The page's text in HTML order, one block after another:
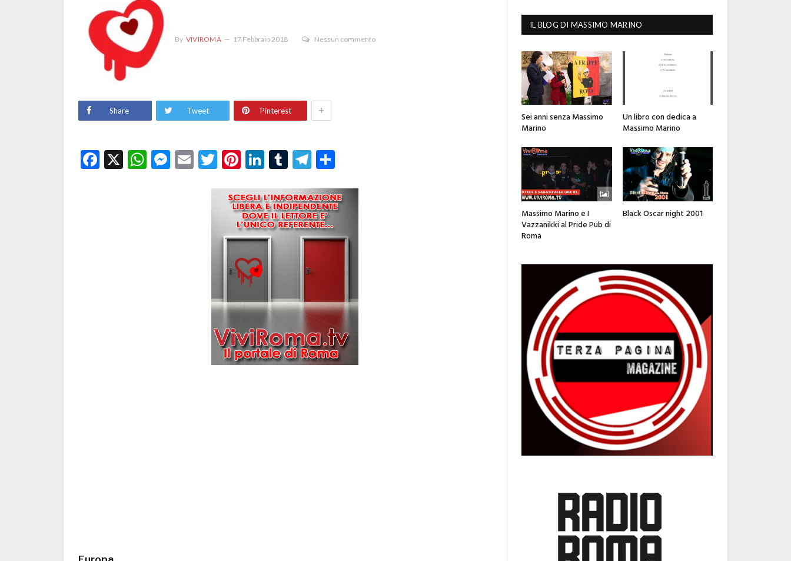
By VIVIROMA 17 Febbraio 2018 Nessun commento
Share Tweet Pinterest +
Facebook
X WhatsApp
Messenger
EmailTwitter
Pinterest
LinkedIn
TumblrTelegram
IL BLOG DI MASSIMO MARINO
Sei anni senza Massimo
Marino
Un libro con dedica a
Massimo Marino
Massimo Marino e I
Vazzanikki al Pride Pub di
Roma
Black Oscar night 2001